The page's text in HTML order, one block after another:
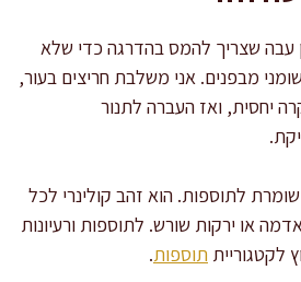
עבה שצריך להמס בהדרגה כדי שלא
מבפנים. אני משלבת חריצים בעור,
יחסית, ואז העברה לתנור
לתוספות. הוא זהב קולינרי לכל
או ירקות שורש. לתוספות ורעיונות
לקטגוריית תוספות.